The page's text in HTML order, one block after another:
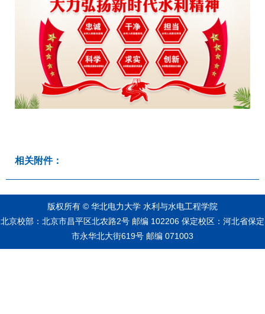
相关附件：
版权所有 © 华北电力大学 水利与水电工程学院
北京校部：北京市昌平区北农路2号 邮编 102206 保定校区：河北省保定
市永华北大街619号 邮编 071003